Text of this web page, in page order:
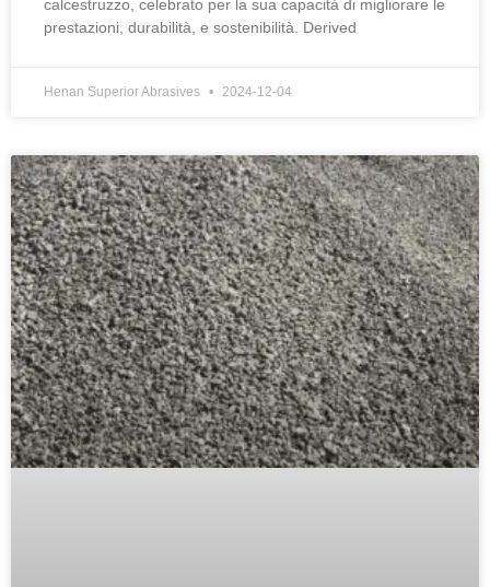
calcestruzzo, celebrato per la sua capacità di migliorare le
prestazioni, durabilità, e sostenibilità. Derived
Henan Superior Abrasives 2024-12-04